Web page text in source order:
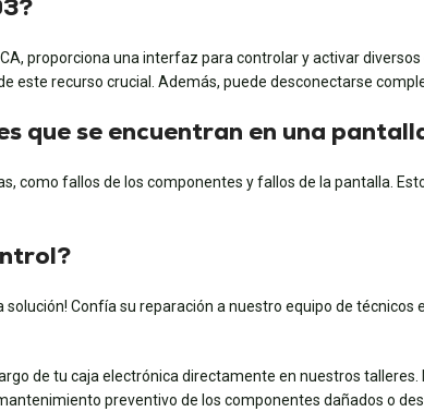
proporciona una interfaz para controlar y activar
este recurso crucial. Además, puede desconectarse
que se encuentran en una
como fallos de los componentes y fallos de la pantalla.
solución! Confía su reparación a nuestro equipo de
de tu caja electrónica directamente en nuestros
preventivo de los componentes dañados o